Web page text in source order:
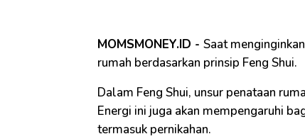
MOMSMONEY.ID - Saat
rumah berdasarkan prinsip Feng Shui.
Dalam Feng Shui, unsur penataan
Energi ini juga akan mempengaruhi
termasuk pernikahan.